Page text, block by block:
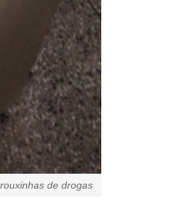
de drogas